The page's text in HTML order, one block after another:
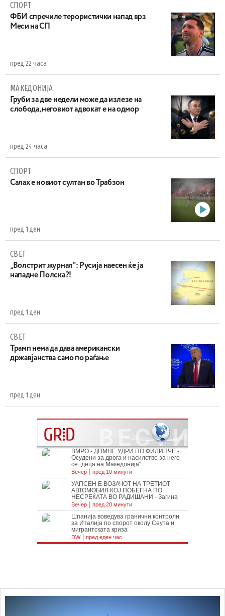
СПОРТ
ФБИ спречиле терористички напад врз
Меси на СП
пред 22 часа
МАКЕДОНИЈА
Груби за две недели може да излезе на
слобода, неговиот адвокат е на одмор
пред 24 часа
СПОРТ
Салах е новиот султан во Трабзон
пред 1 ден
СВЕТ
„Волстрит журнал“: Русија наесен ќе ја
нападне Полска?!
пред 1 ден
СВЕТ
Трамп нема да дава американски
државјанства само по раѓање
пред 1 ден